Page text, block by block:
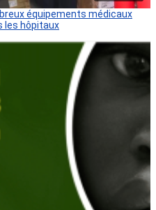
équipements médicaux
les hôpitaux